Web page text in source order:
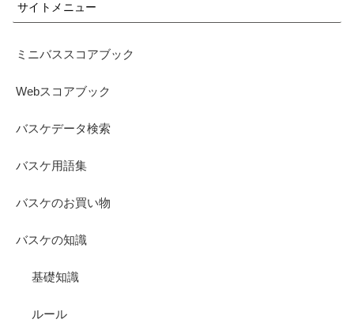
サイトメニュー
ミニバススコアブック
Webスコアブック
バスケデータ検索
バスケ用語集
バスケのお買い物
バスケの知識
基礎知識
ルール